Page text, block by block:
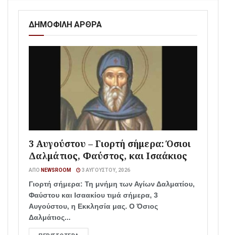
ΔΗΜΟΦΙΛΗ ΑΡΘΡΑ
3 Αυγούστου – Γιορτή σήμερα: Όσιοι
Δαλμάτιος, Φαύστος, και Ισαάκιος
ΑΠΌ NEWSROOM 3 ΑΥΓΟΎΣΤΟΥ, 2026
Γιορτή σήμερα: Τη μνήμη των Αγίων Δαλματίου,
Φαύστου και Ισαακίου τιμά σήμερα, 3
Αυγούστου, η Εκκλησία μας. Ο Όσιος
Δαλμάτιος...